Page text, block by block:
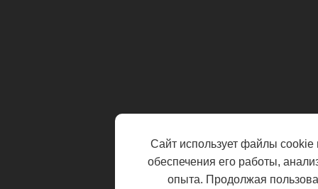
Сайт использует файлы cookie
обеспечения его работы,
опыта. Продолжая